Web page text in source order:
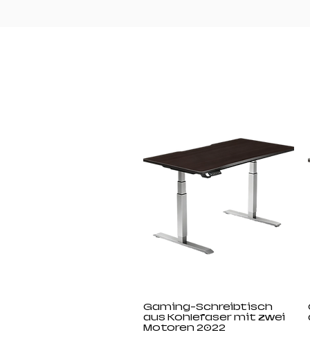
Gaming-Schreibtisch
aus Kohlefaser mit zwei
Motoren 2022